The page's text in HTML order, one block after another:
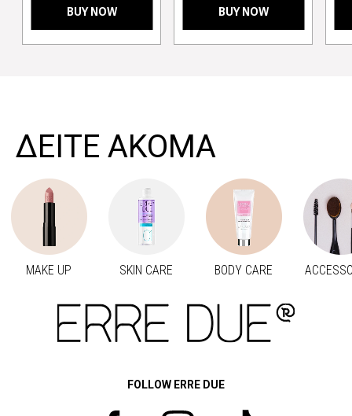
BUY NOW BUY NOW
ΔΕΙΤΕ ΑΚΟΜΑ
MAKE UP SKIN CARE BODY CARE
FOLLOW ERRE DUE